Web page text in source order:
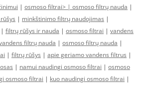
| osmoso filtrai> | osmoso filtrų nauda |
| minkštinimo filtrų naudojimas |
| filtrų rūšys ir nauda | osmoso filtrai | vandens
filtrų nauda | osmoso filtrų nauda |
| filtrų rūšys | apie geriamo vandens filtrus |
| namui naudingi osmoso filtrai | osmoso
osmoso filtrai | kuo naudingi osmoso filtrai |